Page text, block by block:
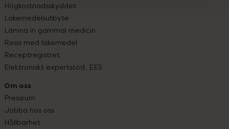
Högkostnadsskyddet
Läkemedelsutbyte
Lämna in gammal medicin
Resa med läkemedel
Receptregistret
Elektroniskt expertstöd, EES
Om oss
Pressrum
Jobba hos oss
Hållbarhet